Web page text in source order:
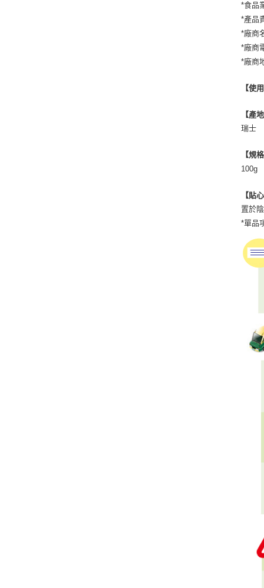
*食品
*產品
*廠商
*廠商
*廠商
【使
【產
瑞士
【規
100g
【貼
置於
*單品